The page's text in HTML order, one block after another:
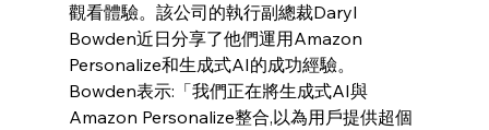
觀看體驗。該公司的執行副總裁Daryl
Bowden近日分享了他們運用Amazon
Personalize和生成式AI的成功經驗。
Bowden表示:「我們正在將生成式AI與
Amazon Personalize整合,以為用戶提供超個